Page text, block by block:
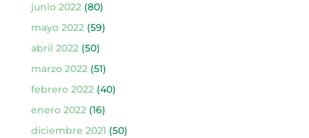
junio 2022(80)
mayo 2022(59)
abril 2022(50)
marzo 2022(51)
febrero 2022(40)
enero 2022(16)
diciembre 2021 (50)